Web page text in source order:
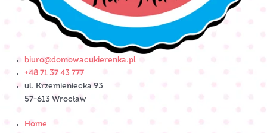
biuro@domowacukierenka.pl
+48 71 37 43 777
ul. Krzemieniecka 93
57-613 Wrocław
Home